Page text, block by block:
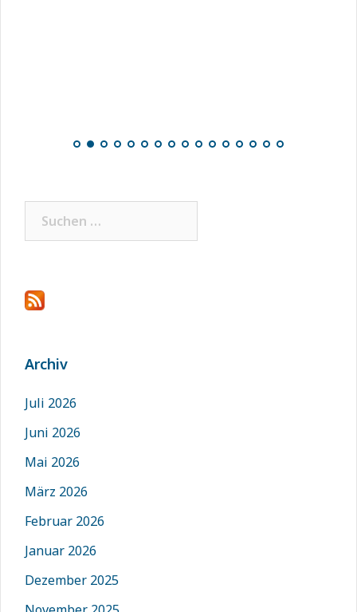
Archiv
Juli 2026
Juni 2026
Mai 2026
März 2026
Februar 2026
Januar 2026
Dezember 2025